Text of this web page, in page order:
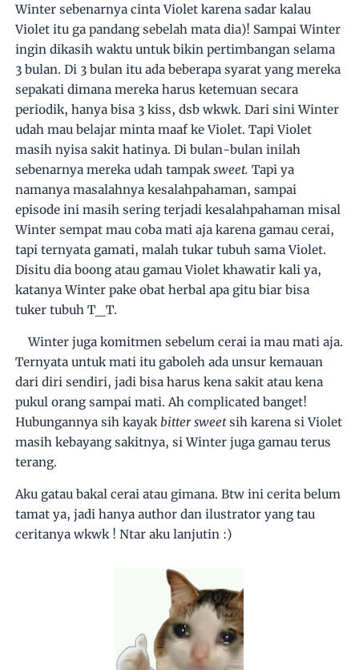
Winter sebenarnya cinta Violet karena sadar kalau
Violet itu ga pandang sebelah mata dia)! Sampai Winter
ingin dikasih waktu untuk bikin pertimbangan selama
3 bulan. Di 3 bulan itu ada beberapa syarat yang mereka
sepakati dimana mereka harus ketemuan secara
periodik, hanya bisa 3 kiss, dsb wkwk. Dari sini Winter
udah mau belajar minta maaf ke Violet. Tapi Violet
masih nyisa sakit hatinya. Di bulan-bulan inilah
sebenarnya mereka udah tampaksweet.Tapi ya
namanya masalahnya kesalahpahaman, sampai
episode ini masih sering terjadi kesalahpahaman misal
Winter sempat mau coba mati aja karena gamau cerai,
tapi ternyata gamati, malah tukar tubuh sama Violet.
Disitu dia boong atau gamau Violet khawatir kali ya,
katanya Winter pake obat herbal apa gitu biar bisa
tuker tubuh T_T.
Winter juga komitmen sebelum cerai ia mau mati aja.
Ternyata untuk mati itu gaboleh ada unsur kemauan
dari diri sendiri, jadi bisa harus kena sakit atau kena
pukul orang sampai mati. Ah complicated banget!
Hubungannya sih kayakbitter sweetsih karena si Violet
masih kebayang sakitnya, si Winter juga gamau terus
terang.
Aku gatau bakal cerai atau gimana. Btw ini cerita belum
tamat ya, jadi hanya author dan ilustrator yang tau
ceritanya wkwk ! Ntar aku lanjutin :)